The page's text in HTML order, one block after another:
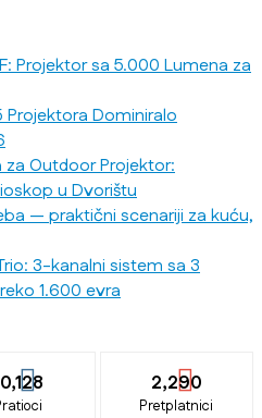
Projektor sa 5.000 Lumena za
Projektora Dominiralo
za Outdoor Projektor:
u Dvorištu
— praktični scenariji za kuću,
3-kanalni sistem sa 3
1.600 evra
2,290
Pretplatnici